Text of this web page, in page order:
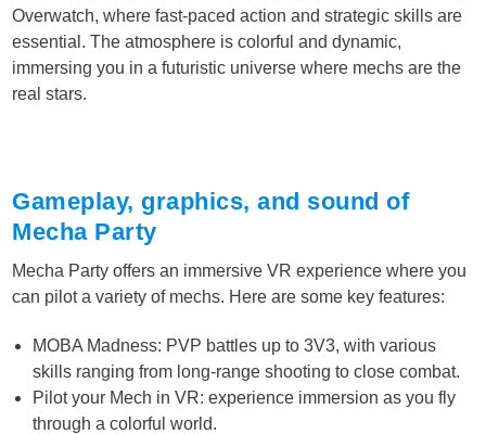
Overwatch, where fast-paced action and strategic skills are
essential. The atmosphere is colorful and dynamic,
immersing you in a futuristic universe where mechs are the
real stars.
Gameplay, graphics, and sound of
Mecha Party
Mecha Party offers an immersive VR experience where you
can pilot a variety of mechs. Here are some key features:
MOBA Madness: PVP battles up to 3V3, with various
skills ranging from long-range shooting to close combat.
Pilot your Mech in VR: experience immersion as you fly
through a colorful world.